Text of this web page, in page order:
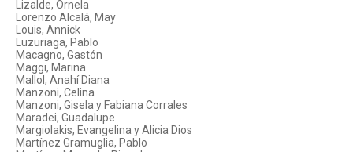
Lizalde, Ornela
Lorenzo Alcalá, May
Louis, Annick
Luzuriaga, Pablo
Macagno, Gastón
Maggi, Marina
Mallol, Anahí Diana
Manzoni, Celina
Manzoni, Gisela y Fabiana Corrales
Maradei, Guadalupe
Margiolakis, Evangelina y Alicia Dios
Martínez Gramuglia, Pablo